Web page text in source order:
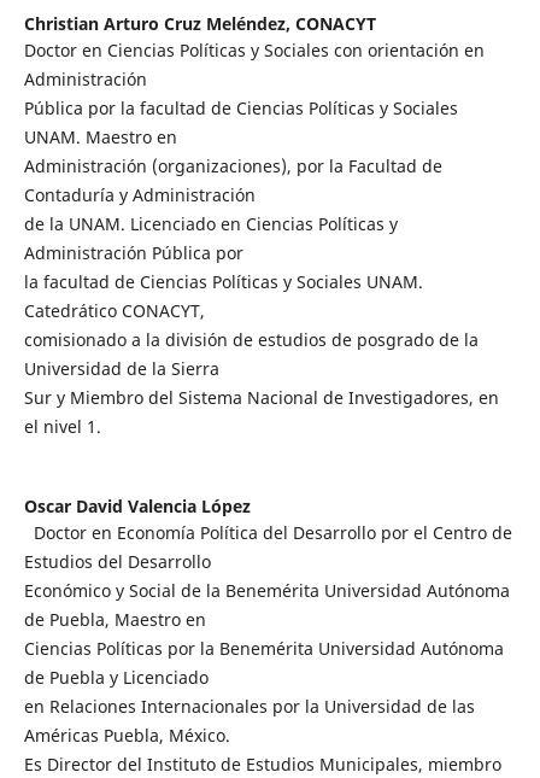
Christian Arturo Cruz Meléndez, CONACYT
Doctor en Ciencias Políticas y Sociales con orientación en
Administración
Pública por la facultad de Ciencias Políticas y Sociales
UNAM. Maestro en
Administración (organizaciones), por la Facultad de
Contaduría y Administración
de la UNAM. Licenciado en Ciencias Políticas y
Administración Pública por
la facultad de Ciencias Políticas y Sociales UNAM.
Catedrático CONACYT,
comisionado a la división de estudios de posgrado de la
Universidad de la Sierra
Sur y Miembro del Sistema Nacional de Investigadores, en
el nivel 1.
Oscar David Valencia López
Doctor en Economía Política del Desarrollo por el Centro de
Estudios del Desarrollo
Económico y Social de la Benemérita Universidad Autónoma
de Puebla, Maestro en
Ciencias Políticas por la Benemérita Universidad Autónoma
de Puebla y Licenciado
en Relaciones Internacionales por la Universidad de las
Américas Puebla, México.
Es Director del Instituto de Estudios Municipales, miembro